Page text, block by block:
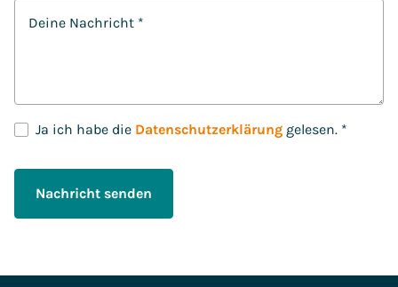
Deine Nachricht *
D
G
O
i
Ja ich habe die Datenschutzerklärung gelesen. *
Nachricht senden